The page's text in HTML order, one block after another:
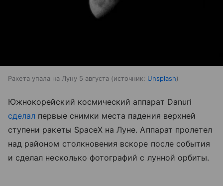
Ракета упала на Луну 5 августа источник: Unsplash
Южнокорейский космический аппарат Danuri
сделал первые снимки места падения верхней
ступени ракеты SpaceX на Луне. Аппарат пролетел
над районом столкновения вскоре после события
и сделал несколько фотографий с лунной орбиты.